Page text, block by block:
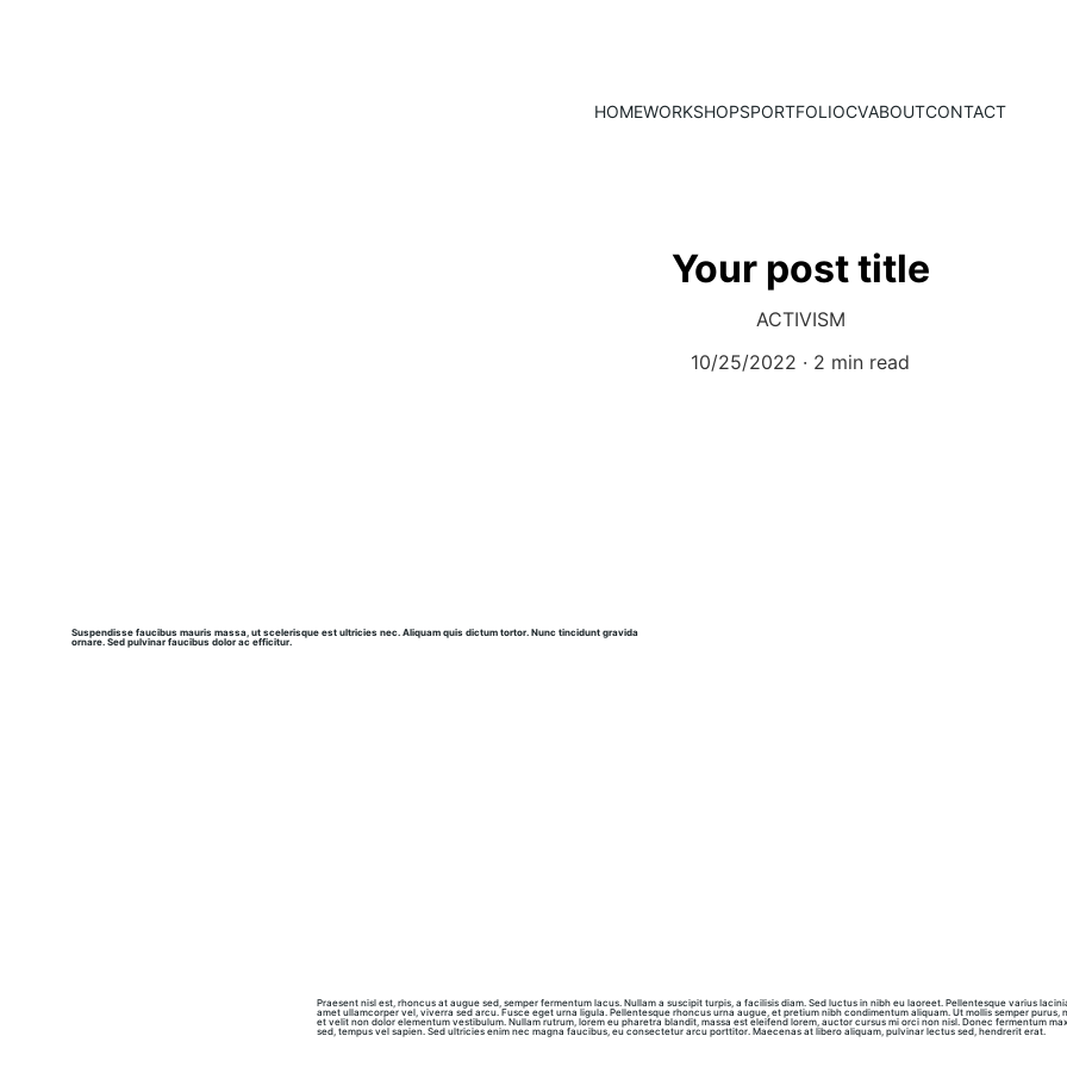
HOMEWORKSHOPSPORTFOLIOCVABOUTCONTACT
Your post title
ACTIVISM
10/25/2022
2 min read
Suspendisse faucibus mauris massa, ut scelerisque est ultricies nec. Aliquam quis dictum tortor. Nunc tincidunt gravida
ornare. Sed pulvinar faucibus dolor ac efficitur.
Praesent nisl est, rhoncus at augue sed, semper fermentum lacus. Nullam a suscipit turpis, a facilisis diam. Sed luctus in nibh eu laoreet. Pellentesque varius
amet ullamcorper vel, viverra sed arcu. Fusce eget urna ligula. Pellentesque rhoncus urna augue, et pretium nibh condimentum aliquam. Ut mollis semper
et velit non dolor elementum vestibulum. Nullam rutrum, lorem eu pharetra blandit, massa est eleifend lorem, auctor cursus mi orci non nisl. Donec fermentum
sed, tempus vel sapien. Sed ultricies enim nec magna faucibus, eu consectetur arcu porttitor. Maecenas at libero aliquam, pulvinar lectus sed, hendrerit erat.